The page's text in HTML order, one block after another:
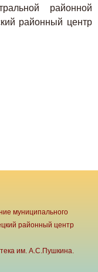
районной
районный центр
муниципального
районный центр
им. А.С.Пушкина.